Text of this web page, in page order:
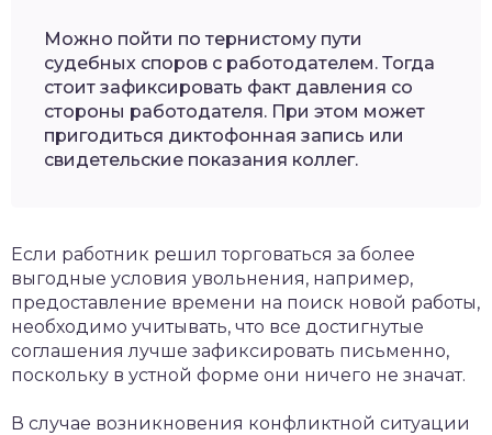
Можно пойти по тернистому пути
судебных споров с работодателем. Тогда
стоит зафиксировать факт давления со
стороны работодателя. При этом может
пригодиться диктофонная запись или
свидетельские показания коллег.
Если работник решил торговаться за более
выгодные условия увольнения, например,
предоставление времени на поиск новой работы,
необходимо учитывать, что все достигнутые
соглашения лучше зафиксировать письменно,
поскольку в устной форме они ничего не значат.
В случае возникновения конфликтной ситуации